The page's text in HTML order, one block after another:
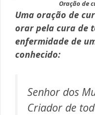
Oração de
Uma oração de
orar pela cura de
enfermidade de
conhecido:
Senhor dos
Criador de